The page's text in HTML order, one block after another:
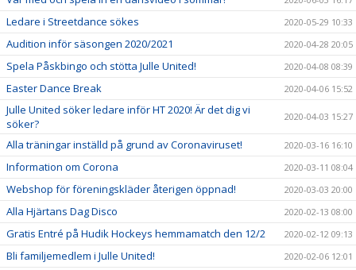
Ledare i Streetdance sökes 2020-05-29 10:33
Audition inför säsongen 2020/2021 2020-04-28 20:05
Spela Påskbingo och stötta Julle United! 2020-04-08 08:39
Easter Dance Break 2020-04-06 15:52
Julle United söker ledare inför HT 2020! Är det dig vi
söker?
2020-04-03 15:27
Alla träningar inställd på grund av Coronaviruset! 2020-03-16 16:10
Information om Corona 2020-03-11 08:04
Webshop för föreningskläder återigen öppnad! 2020-03-03 20:00
Alla Hjärtans Dag Disco 2020-02-13 08:00
Gratis Entré på Hudik Hockeys hemmamatch den 12/2 2020-02-12 09:13
Bli familjemedlem i Julle United! 2020-02-06 12:01